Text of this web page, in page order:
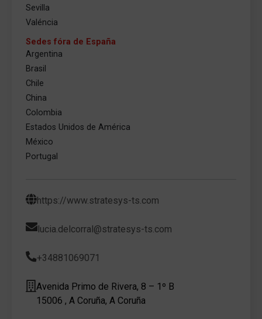
Sevilla
Valéncia
Sedes fóra de España
Argentina
Brasil
Chile
China
Colombia
Estados Unidos de América
México
Portugal
https://www.stratesys-ts.com
lucia.delcorral@stratesys-ts.com
+34881069071
Avenida Primo de Rivera, 8 – 1º B
15006 , A Coruña, A Coruña